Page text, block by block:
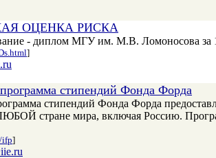
ОЦЕНКА РИСКА
- диплом МГУ им. М.В. Ломоносова за
]
стипендий Фонда Форда
стипендий Фонда Форда
стране мира, включая Россию.
ifp]